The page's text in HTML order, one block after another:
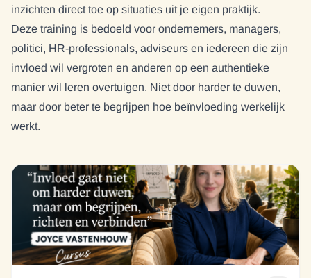
inzichten direct toe op situaties uit je eigen praktijk.
Deze training is bedoeld voor ondernemers, managers,
politici, HR-professionals, adviseurs en iedereen die zijn
invloed wil vergroten en anderen op een authentieke
manier wil leren overtuigen. Niet door harder te duwen,
maar door beter te begrijpen hoe beïnvloeding werkelijk
werkt.